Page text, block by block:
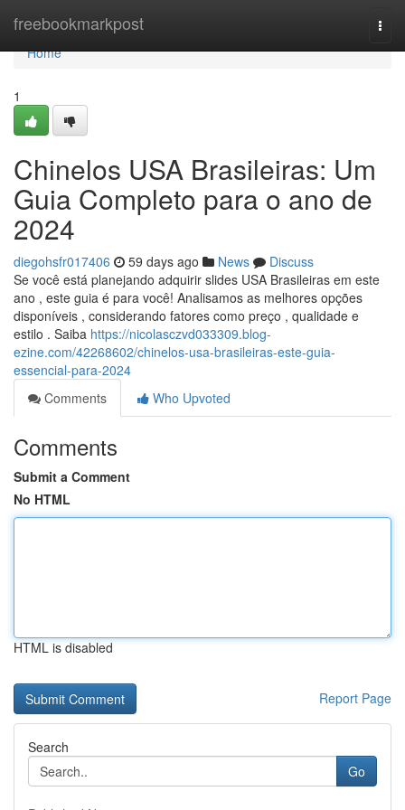
freebookmarkpost
Home
Home
1
Chinelos USA Brasileiras: Um
Guia Completo para o ano de
2024
diegohsfr017406 59 days ago News
Discuss
Se você está planejando adquirir slides USA Brasileiras em este
ano , este guia é para você! Analisamos as melhores opções
disponíveis , considerando fatores como preço , qualidade e
estilo . Saiba https://nicolasczvd033309.blog-
ezine.com/42268602/chinelos-usa-brasileiras-este-guia-
essencial-para-2024
Comments
Who Upvoted
Comments
Submit a Comment
No HTML
HTML is disabled
Report Page
Search
Go